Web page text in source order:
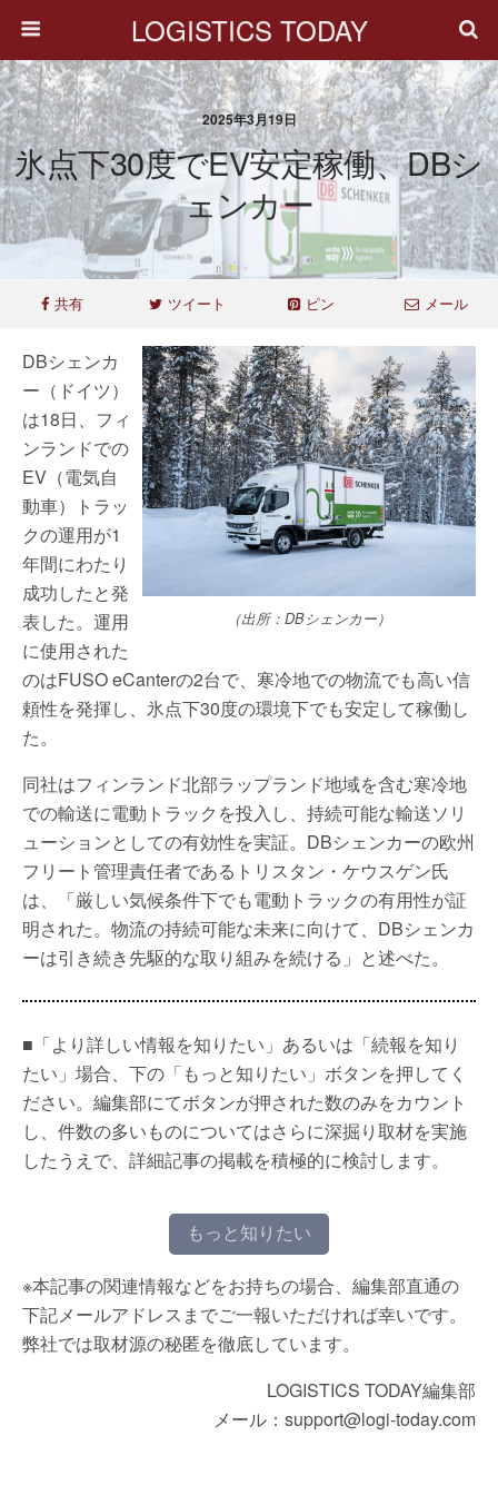
LOGISTICS TODAY
2025年3月19日
氷点下30度でEV安定稼働、DBシ
ェンカー
共有 ツイート ピン メール
（出所：DBシェンカー）
DBシェンカ
ー（ドイツ）
は18日、フィ
ンランドでの
EV（電気自
動車）トラッ
クの運用が1
年間にわたり
成功したと発
表した。運用
に使用された
のはFUSO eCanterの2台で、寒冷地での物流でも高い信
頼性を発揮し、氷点下30度の環境下でも安定して稼働し
た。
同社はフィンランド北部ラップランド地域を含む寒冷地
での輸送に電動トラックを投入し、持続可能な輸送ソリ
ューションとしての有効性を実証。DBシェンカーの欧州
フリート管理責任者であるトリスタン・ケウスゲン氏
は、「厳しい気候条件下でも電動トラックの有用性が証
明された。物流の持続可能な未来に向けて、DBシェンカ
ーは引き続き先駆的な取り組みを続ける」と述べた。
■「より詳しい情報を知りたい」あるいは「続報を知り
たい」場合、下の「もっと知りたい」ボタンを押してく
ださい。編集部にてボタンが押された数のみをカウント
し、件数の多いものについてはさらに深掘り取材を実施
したうえで、詳細記事の掲載を積極的に検討します。
もっと知りたい
※本記事の関連情報などをお持ちの場合、編集部直通の
下記メールアドレスまでご一報いただければ幸いです。
弊社では取材源の秘匿を徹底しています。
LOGISTICS TODAY編集部
メール：support@logi-today.com